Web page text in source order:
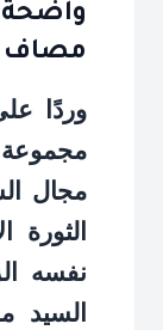
واضحة
مصاف
وردًا
مجال
الثورة
نفسه
السيد